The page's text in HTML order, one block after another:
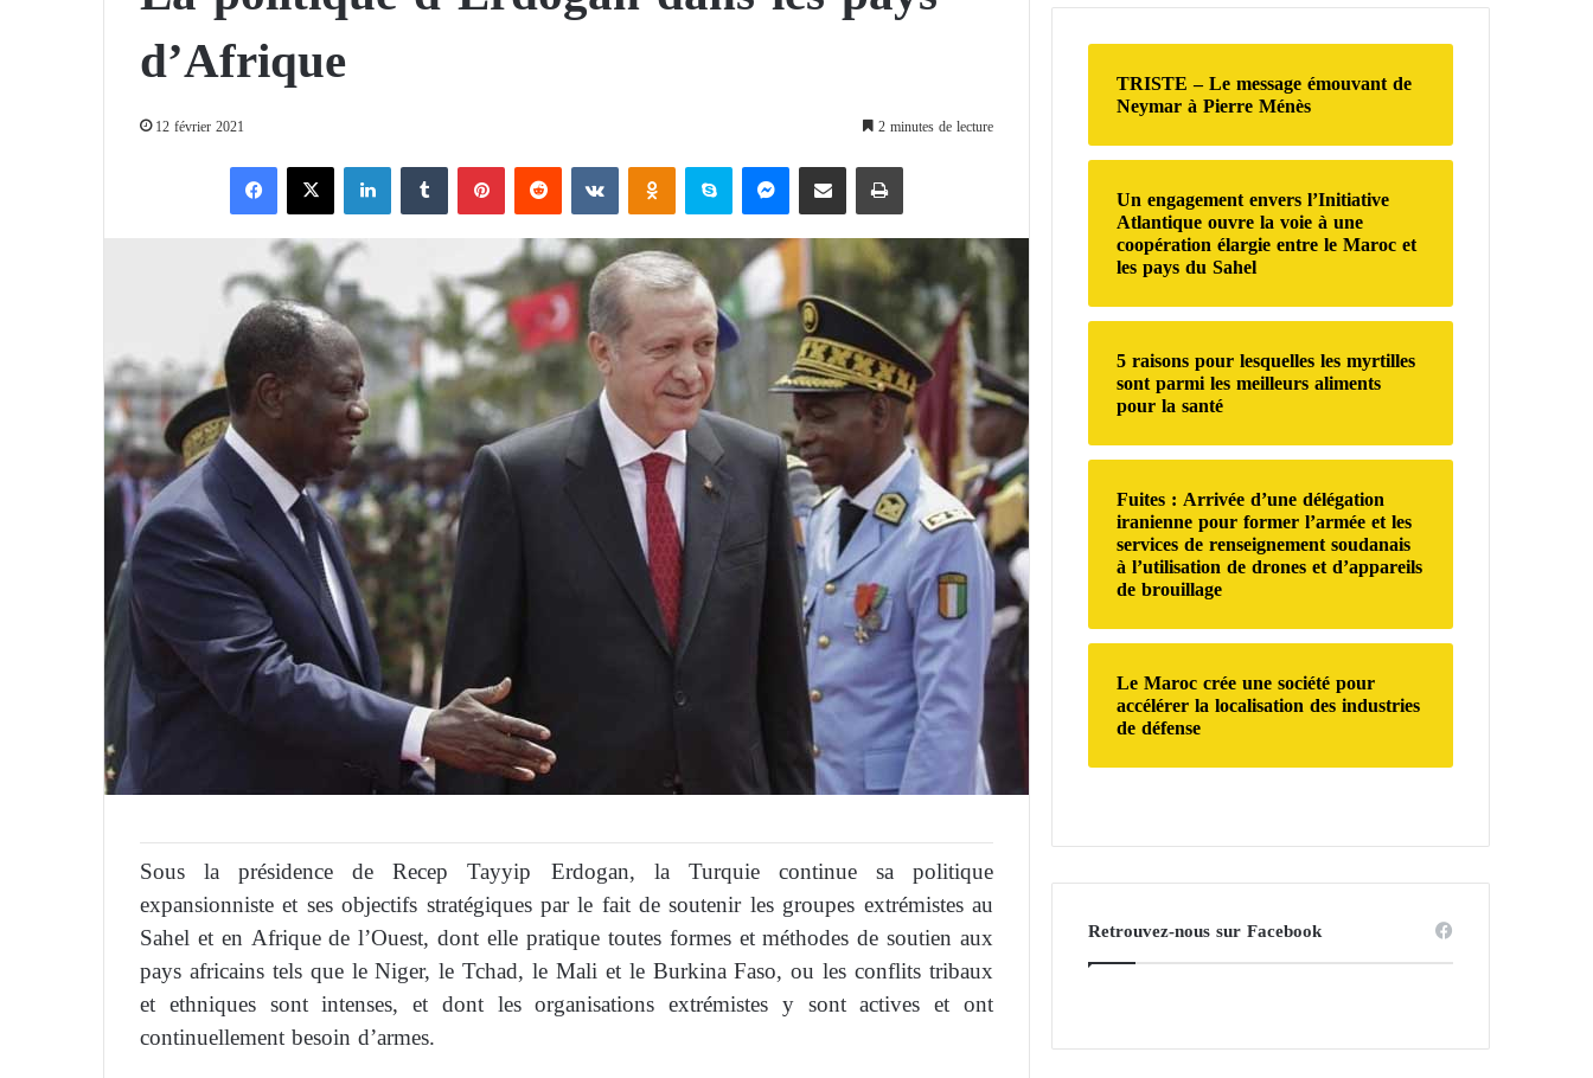
d’Afrique
12 février 2021 2 minutes de lecture
X
Sous la présidence de Recep Tayyip Erdogan, la Turquie continue sa politique
expansionniste et ses objectifs stratégiques par le fait de soutenir les groupes extrémistes au
Sahel et en Afrique de l’Ouest, dont elle pratique toutes formes et méthodes de soutien aux
pays africains tels que le Niger, le Tchad, le Mali et le Burkina Faso, ou les conflits tribaux
et ethniques sont intenses, et dont les organisations extrémistes y sont actives et ont
continuellement besoin d’armes.
c
h
e
TRISTE – Le message émouvant de
Neymar à Pierre Ménès
Un engagement envers l’Initiative
Atlantique ouvre la voie à une
coopération élargie entre le Maroc et
les pays du Sahel
5 raisons pour lesquelles les myrtilles
sont parmi les meilleurs aliments
pour la santé
Fuites : Arrivée d’une délégation
iranienne pour former l’armée et les
services de renseignement soudanais
à l’utilisation de drones et d’appareils
de brouillage
Le Maroc crée une société pour
accélérer la localisation des industries
de défense
Retrouvez-nous sur Facebook